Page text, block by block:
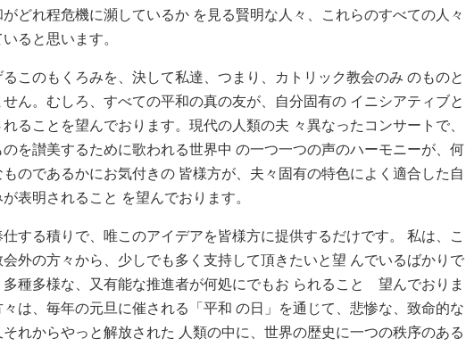
どれ程危機に瀕しているか を見る賢明な人々、これらのすべての人々
ると思います。
このもくろみを、決して私達、つまり、カトリック教会のみ のものと
ん。むしろ、すべての平和の真の友が、自分固有の イニシアティブと
ることを望んでおります。現代の人類の夫 々異なったコンサートで、
を讃美するために歌われる世界中 の一つ一つの声のハーモニーが、何
のであるかにお気付きの 皆様方が、夫々固有の特色によく適合した自
表明されること を望んでおります。
する積りで、唯このアイデアを皆様方に提供するだけです。 私は、こ
外の方々から、少しでも多く支持して頂きたいと望 んでいるばかりで
種多様な、又有能な推進者が何処にでもお られることゝ望んでおりま
は、毎年の元旦に催される「平和 の日」を通じて、悲惨な、致命的な
れからやっと解放された 人類の中に、世界の歴史に一つの秩序のある